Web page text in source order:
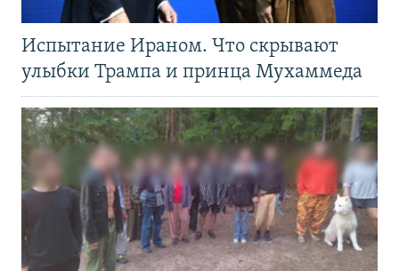
Испытание Ираном. Что скрывают
улыбки Трампа и принца Мухаммеда